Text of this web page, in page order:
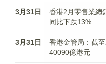
3月31日
香港2月零售業總
同比下跌13%
3月31日
香港金管局：截
40090億港元